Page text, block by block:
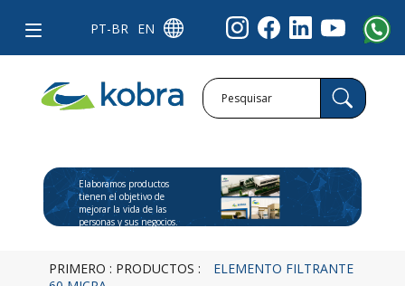
PT-BR EN
Elaboramos productos
tienen el objetivo de
mejorar la vida de las
personas y sus negocios.
PRIMERO : PRODUCTOS :
ELEMENTO FILTRANTE